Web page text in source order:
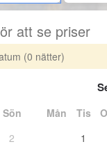
att se priser
(0 nätter)
Sön
2
Mån Tis
1